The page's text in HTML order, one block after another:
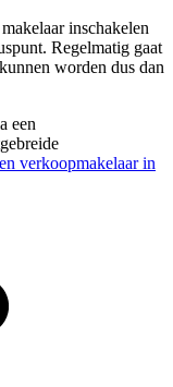
inschakelen
Regelmatig gaat
worden dus dan
een
verkoopmakelaar in